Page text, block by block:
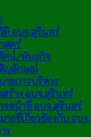
ติ อบจ.สุรินทร์
สตร์
ศน์/พันธกิจ
ญลักษณ์
ายการบริหาร
สร้าง อบจ.สุรินทร์
จหน้าที่ อบจ.สุรินทร์
ายที่เกี่ยวข้องกับ อบจ.
ร